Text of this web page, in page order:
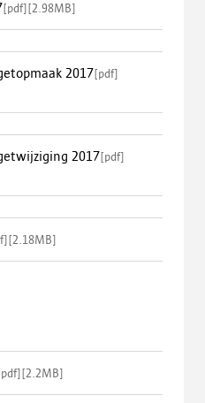
[pdf][2.98MB]
2017[pdf]
2017[pdf]
][2.18MB]
pdf][2.2MB]